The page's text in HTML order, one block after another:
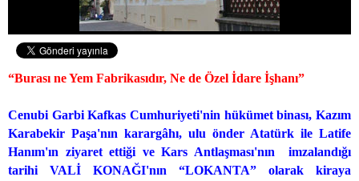
“Burası ne Yem Fabrikasıdır, Ne de Özel İdare İşhanı”
Cenubi Garbi Kafkas Cumhuriyeti'nin hükümet binası, Kazım
Karabekir Paşa'nın karargâhı, ulu önder Atatürk ile Latife
Hanım'ın ziyaret ettiği ve Kars Antlaşması'nın
imzalandığı
tarihi VALİ KONAĞI'nın “LOKANTA” olarak kiraya